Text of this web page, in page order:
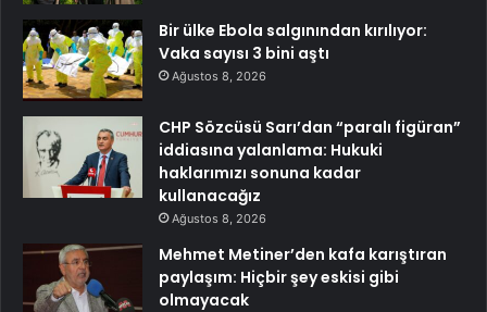
Bir ülke Ebola salgınından kırılıyor:
Vaka sayısı 3 bini aştı
Ağustos 8, 2026
CHP Sözcüsü Sarı’dan “paralı figüran”
iddiasına yalanlama: Hukuki
haklarımızı sonuna kadar
kullanacağız
Ağustos 8, 2026
Mehmet Metiner’den kafa karıştıran
paylaşım: Hiçbir şey eskisi gibi
olmayacak